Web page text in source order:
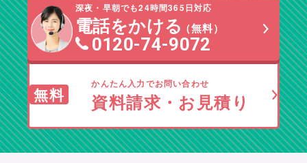
深夜・早朝でも24時間365日対応
電話をかける（無料）
0120-74-9072
無料
かんたん入力でお問い合わせ
資料請求・お見積り